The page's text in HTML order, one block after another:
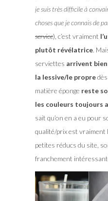
je suis très difficile à
choses que je connais de
service), c’est vraiment
plutôt révélatrice.
serviettes arrivent
la lessive/le propredès
matière éponge reste
les couleurs toujours
sait qu’on en a eu pour
qualité/prix est vraiment
petites réducs du site,
franchement